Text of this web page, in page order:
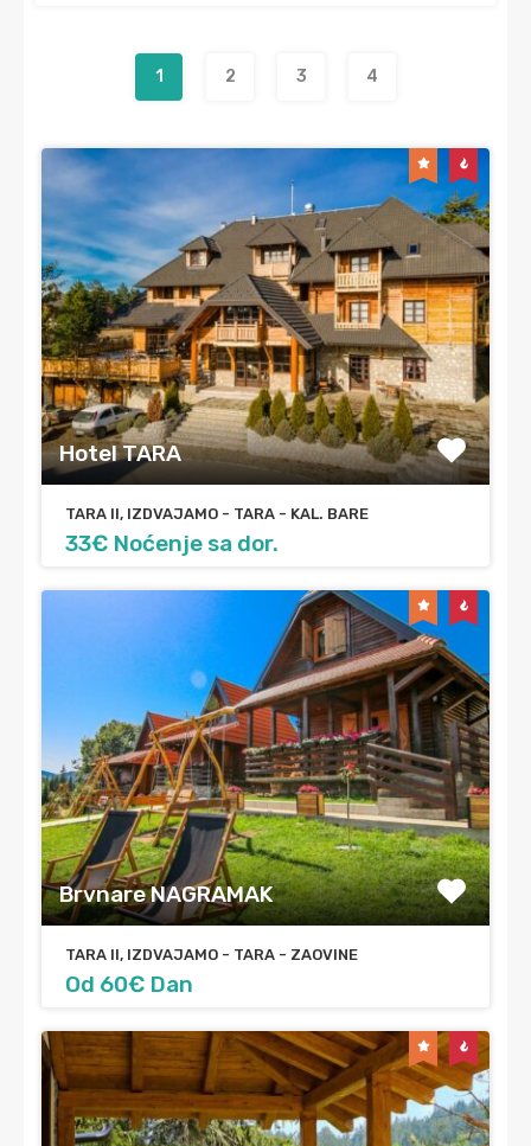
1 2 3 4
Hotel TARA
TARA II, IZDVAJAMO - TARA - KAL. BARE
33€ Noćenje sa dor.
Brvnare NAGRAMAK
TARA II, IZDVAJAMO - TARA - ZAOVINE
Od 60€ Dan